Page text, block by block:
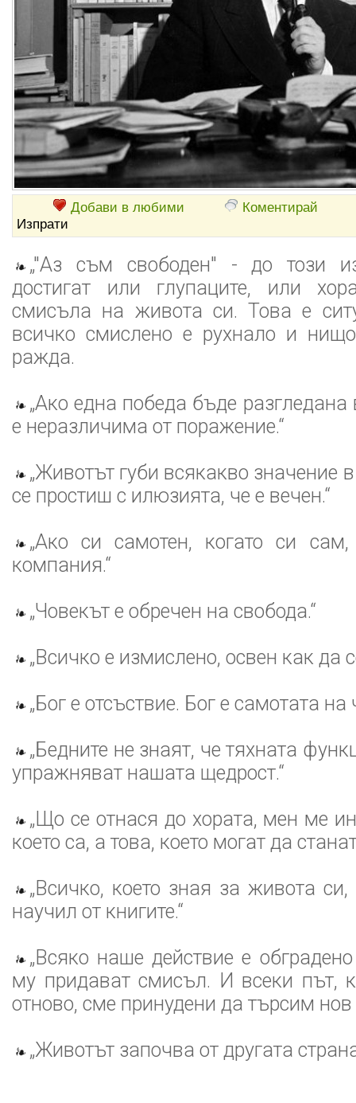
Добави в любими
Коментирай
Изпрати
„"Аз съм свободен" - до този
достигат или глупаците, или
смисъла на живота си. Това е
всичко смислено е рухнало и
ражда.
„Ако една победа бъде разгледана
е неразличима от поражение.“
„Животът губи всякакво значение
се простиш с илюзията, че е вечен.“
„Ако си самотен, когато си
компания.“
„Човекът е обречен на свобода.“
„Всичко е измислено, освен как да
„Бог е отсъствие. Бог е самотата на
„Бедните не знаят, че тяхната
упражняват нашата щедрост.“
„Що се отнася до хората, мен ме
което са, а това, което могат да
„Всичко, което зная за живота
научил от книгите.“
„Всяко наше действие е
му придават смисъл. И всеки път,
отново, сме принудени да търсим нов
„Животът започва от другата